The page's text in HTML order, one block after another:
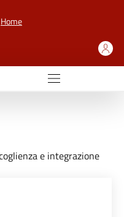
Home
e integrazione